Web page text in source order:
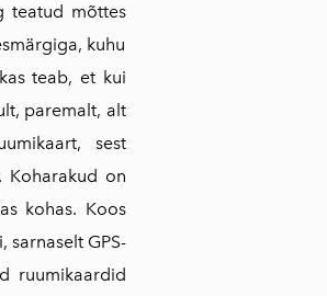
teatud mõttes
kuhu
teab, et kui
paremalt, alt
sest
Koharakud on
kohas. Koos
GPS-
ruumikaardid